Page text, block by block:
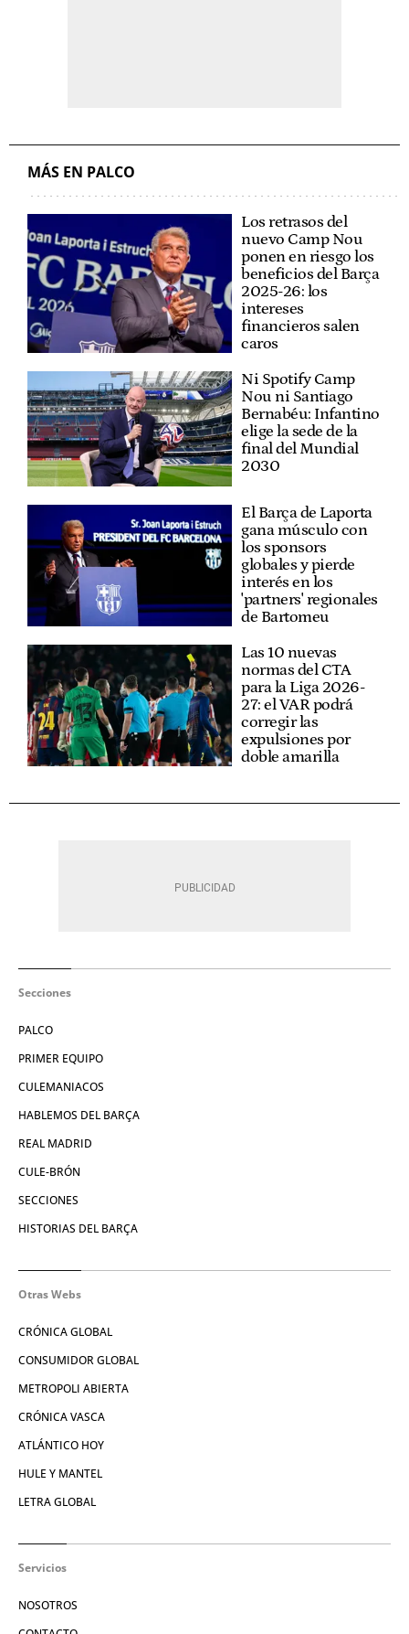
MÁS EN PALCO
Los retrasos del
nuevo Camp Nou
ponen en riesgo los
beneficios del Barça
2025-26: los
intereses
financieros salen
caros
Ni Spotify Camp
Nou ni Santiago
Bernabéu: Infantino
elige la sede de la
final del Mundial
2030
El Barça de Laporta
gana músculo con
los sponsors
globales y pierde
interés en los
'partners' regionales
de Bartomeu
Las 10 nuevas
normas del CTA
para la Liga 2026-
27: el VAR podrá
corregir las
expulsiones por
doble amarilla
Secciones
PALCO
PRIMER EQUIPO
CULEMANIACOS
HABLEMOS DEL BARÇA
REAL MADRID
CULE-BRÓN
SECCIONES
HISTORIAS DEL BARÇA
Otras Webs
CRÓNICA GLOBAL
CONSUMIDOR GLOBAL
METROPOLI ABIERTA
CRÓNICA VASCA
ATLÁNTICO HOY
HULE Y MANTEL
LETRA GLOBAL
Servicios
NOSOTROS